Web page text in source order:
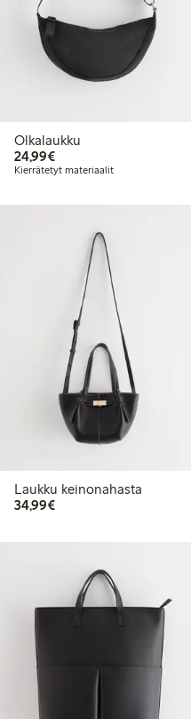
Olkalaukku
24,99€24,99 €
Kierrätetyt materiaalit
Laukku keinonahasta
34,99€34,99 €